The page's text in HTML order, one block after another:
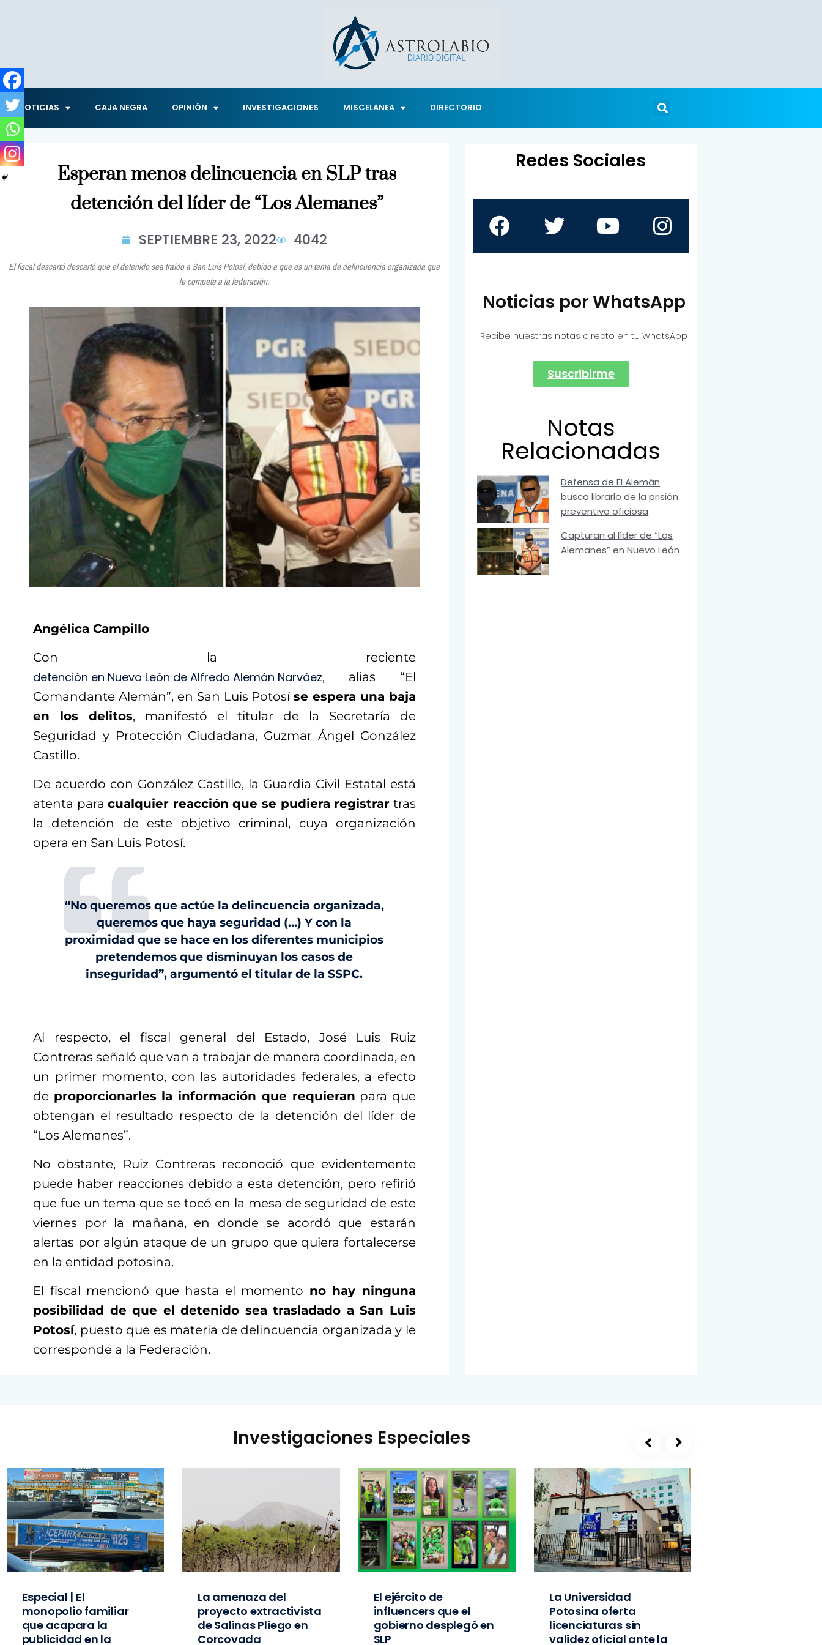
NOTICIAS CAJA NEGRA OPINIÓN INVESTIGACIONES MISCELANEA DIRECTORIO
Esperan menos delincuencia en SLP tras
detención del líder de “Los Alemanes”
SEPTIEMBRE 23, 2022 4042
El fiscal descartó descartó que el detenido sea traído a San Luis Potosí, debido a que es un tema de delincuencia organizada que
le compete a la federación.
Angélica Campillo
Con la reciente
detención en Nuevo León de Alfredo Alemán Narváez, alias “El
Comandante Alemán”, en San Luis Potosíse espera una baja
en los delitos, manifestó el titular de la Secretaría de
Seguridad y Protección Ciudadana, Guzmar Ángel González
Castillo.
De acuerdo con González Castillo, la Guardia Civil Estatal está
atenta paracualquier reacción que se pudiera registrar tras
la detención de este objetivo criminal, cuya organización
opera en San Luis Potosí.
“No queremos que actúe la delincuencia organizada,
queremos que haya seguridad (…) Y con la
proximidad que se hace en los diferentes municipios
pretendemos que disminuyan los casos de
inseguridad”, argumentó el titular de la SSPC.
Al respecto, el fiscal general del Estado, José Luis Ruiz
Contreras señaló que van a trabajar de manera coordinada, en
un primer momento, con las autoridades federales, a efecto
de proporcionarles la información que requieran para que
obtengan el resultado respecto de la detención del líder de
“Los Alemanes”.
No obstante, Ruiz Contreras reconoció que evidentemente
puede haber reacciones debido a esta detención, pero refirió
que fue un tema que se tocó en la mesa de seguridad de este
viernes por la mañana, en donde se acordó que estarán
alertas por algún ataque de un grupo que quiera fortalecerse
en la entidad potosina.
El fiscal mencionó que hasta el momento no hay ninguna
posibilidad de que el detenido sea trasladado a San Luis
Potosí, puesto que es materia de delincuencia organizada y le
corresponde a la Federación.
Redes Sociales
Noticias por WhatsApp
Recibe nuestras notas directo en tu WhatsApp
Suscribirme
Notas
Relacionadas
Defensa de El Alemán
busca librarlo de la prisión
preventiva oficiosa
Capturan al líder de “Los
Alemanes” en Nuevo León
Investigaciones Especiales
Especial | El
monopolio familiar
que acapara la
publicidad en la
La amenaza del
proyecto extractivista
de Salinas Pliego en
Corcovada
El ejército de
influencers que el
gobierno desplegó en
SLP
La Universidad
Potosina oferta
licenciaturas sin
validez oficial ante la